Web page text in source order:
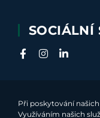
SOCIÁLNÍ
Při poskytování
Využíváním našich